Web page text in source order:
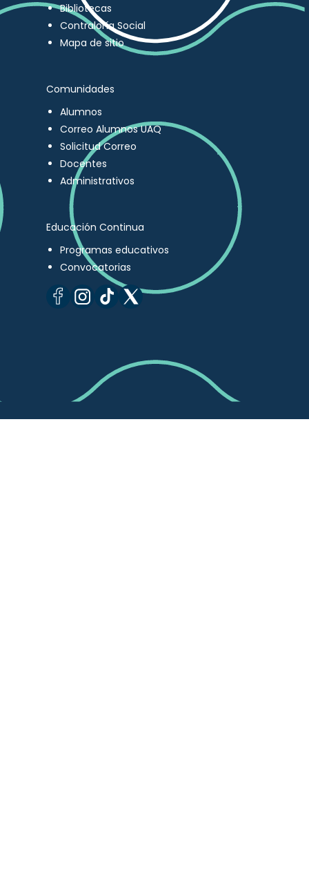
Bibliotecas
Contraloría Social
Mapa de sitio
Comunidades
Alumnos
Correo Alumnos UAQ
Solicitud Correo
Docentes
Administrativos
Educación Continua
Programas educativos
Convocatorias